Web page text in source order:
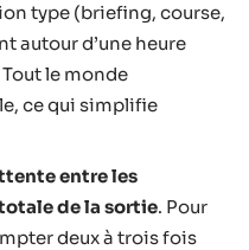
type (briefing, course,
autour d’une heure
le monde
ce qui simplifie
entre les
de la sortie. Pour
deux à trois fois